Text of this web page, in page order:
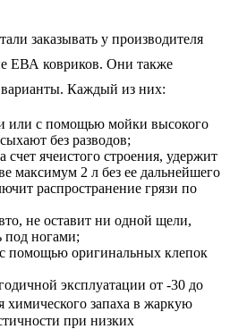
заказывать у производителя
ЕВА ковриков. Они также
Каждый из них:
или с помощью мойки высокого
без разводов;
счет ячеистого строения, удержит
максимум 2 л без ее дальнейшего
распространение грязи по
не оставит ни одной щели,
под ногами;
помощью оригинальных клепок
эксплуатации от -30 до
запаха в жаркую
при низких